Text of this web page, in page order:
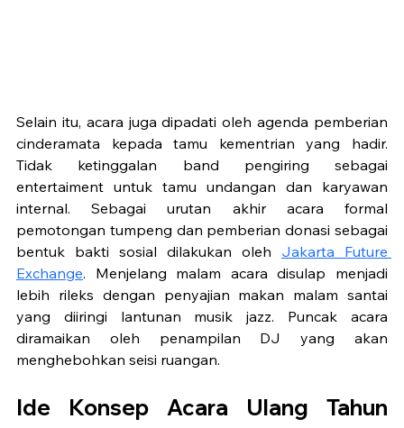
Selain itu, acara juga dipadati oleh agenda pemberian
cinderamata kepada tamu kementrian yang hadir.
Tidak ketinggalan band pengiring sebagai
entertaiment untuk tamu undangan dan karyawan
internal. Sebagai urutan akhir acara formal
pemotongan tumpeng dan pemberian donasi sebagai
bentuk bakti sosial dilakukan oleh Jakarta Future
Exchange. Menjelang malam acara disulap menjadi
lebih rileks dengan penyajian makan malam santai
yang diiringi lantunan musik jazz. Puncak acara
diramaikan oleh penampilan DJ yang akan
menghebohkan seisi ruangan.
Ide Konsep Acara Ulang Tahun